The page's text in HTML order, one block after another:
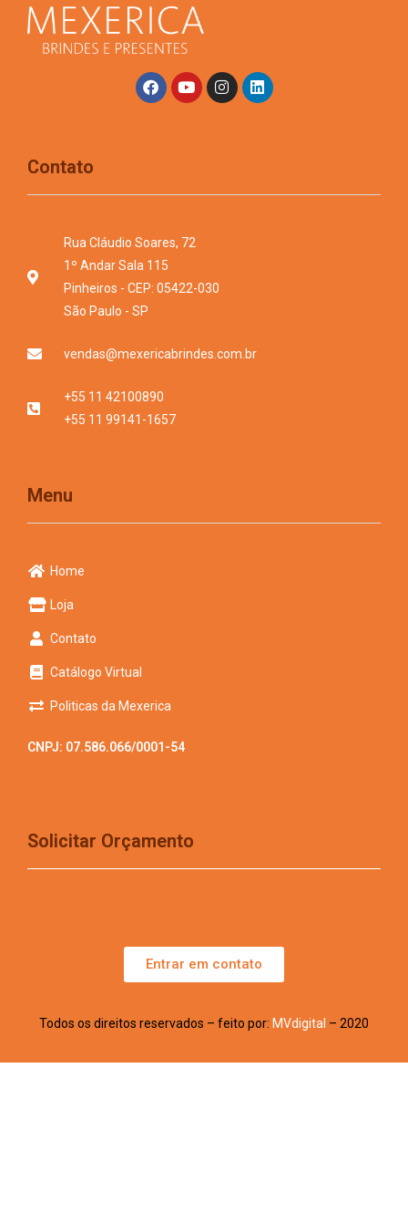
Contato
Rua Cláudio Soares, 72
1º Andar Sala 115
Pinheiros - CEP: 05422-030
São Paulo - SP
vendas@mexericabrindes.com.br
+55 11 42100890
+55 11 99141-1657
Menu
Home
Loja
Contato
Catálogo Virtual
Politicas da Mexerica
CNPJ: 07.586.066/0001-54
Solicitar Orçamento
Entrar em contato
Todos os direitos reservados – feito por: MVdigital – 2020